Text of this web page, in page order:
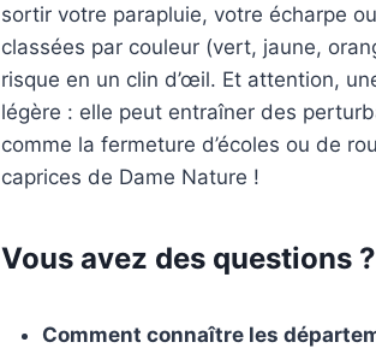
sortir votre parapluie, votre écharpe
classées par couleur (vert, jaune,
risque en un clin d’œil. Et attention,
légère : elle peut entraîner des
comme la fermeture d’écoles ou de
caprices de Dame Nature !
Vous avez des questions
Comment connaître les